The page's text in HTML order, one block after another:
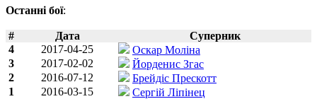
Останні бої:
# Дата
Суперник
4
2017-04-25
Оскар Моліна
3
2017-02-02
Йорденис Згас
2
2016-07-12
Брейдіс Прескотт
1
2016-03-15 Сергій Ліпінец